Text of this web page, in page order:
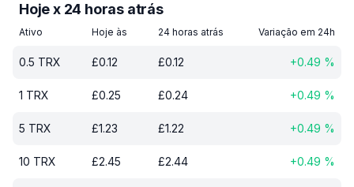
Hoje x 24 horas atrás
Ativo Hoje às 24 horas atrás Variação em 24h
0.5 TRX £0.12 £0.12 +0.49 %
1 TRX £0.25 £0.24 +0.49 %
5 TRX £1.23 £1.22 +0.49 %
10 TRX £2.45 £2.44 +0.49 %